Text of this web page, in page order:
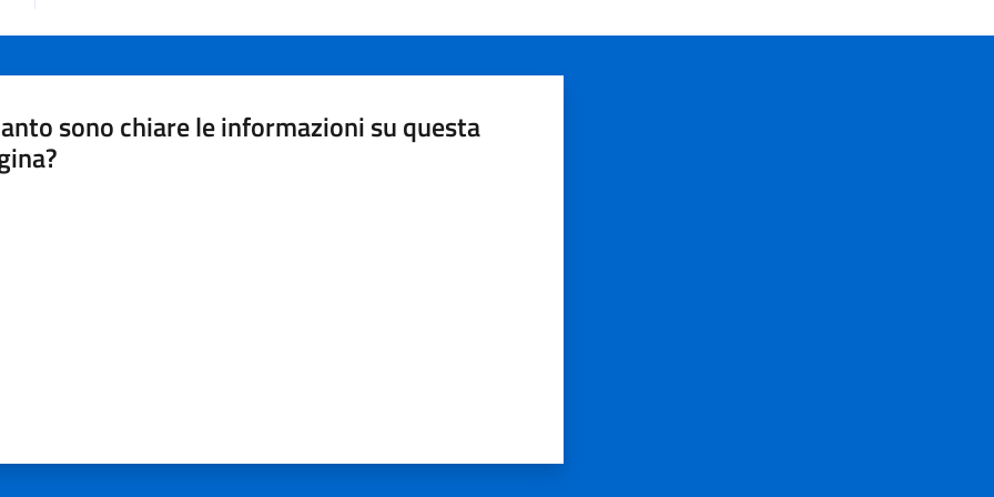
sono chiare le informazioni su questa